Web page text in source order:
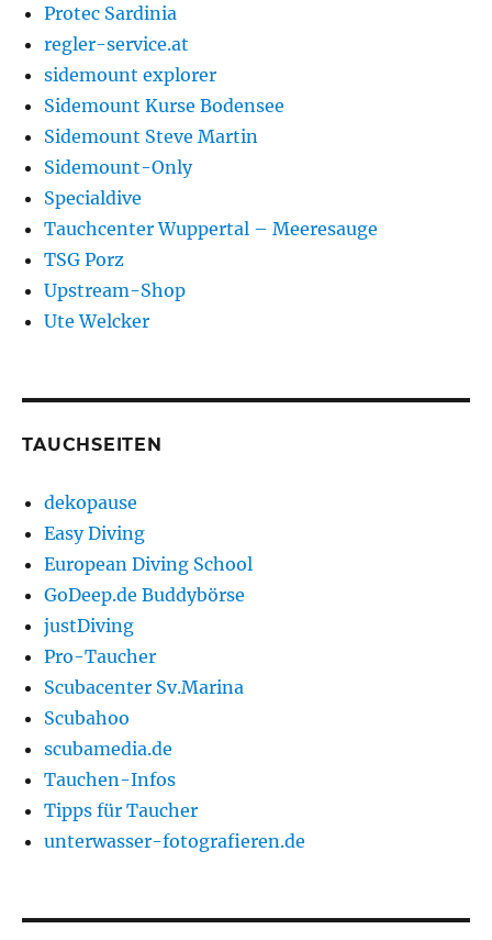
Protec Sardinia
regler-service.at
sidemount explorer
Sidemount Kurse Bodensee
Sidemount Steve Martin
Sidemount-Only
Specialdive
Tauchcenter Wuppertal – Meeresauge
TSG Porz
Upstream-Shop
Ute Welcker
TAUCHSEITEN
dekopause
Easy Diving
European Diving School
GoDeep.de Buddybörse
justDiving
Pro-Taucher
Scubacenter Sv.Marina
Scubahoo
scubamedia.de
Tauchen-Infos
Tipps für Taucher
unterwasser-fotografieren.de